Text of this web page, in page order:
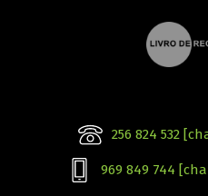
256 824 532
969 849 744